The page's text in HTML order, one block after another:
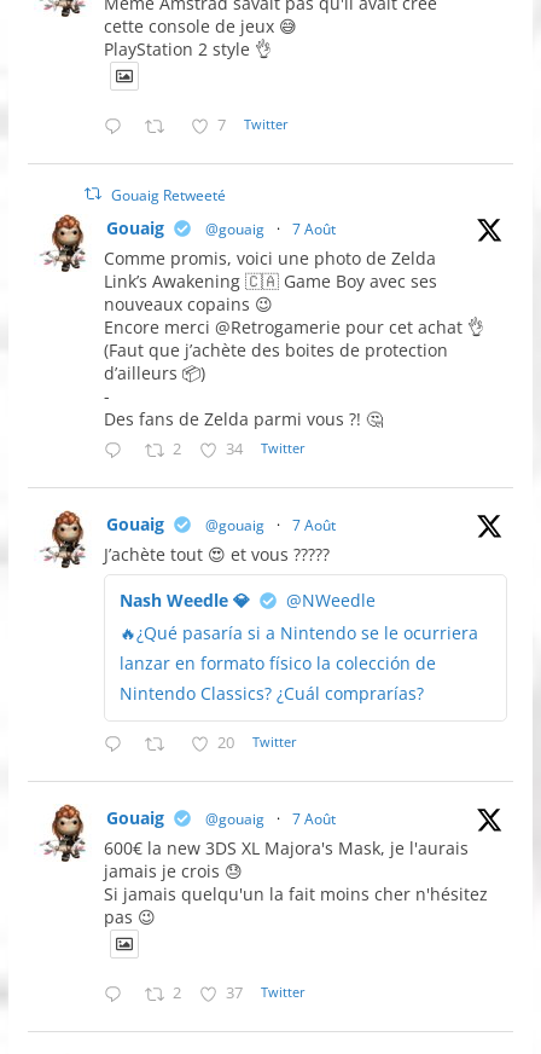
cette console de jeux 😅
PlayStation 2 style 👌
7 Twitter
Gouaig Retweeté
Gouaig @gouaig · 7 Août
Comme promis, voici une photo de Zelda
Link’s Awakening 🇨🇦 Game Boy avec ses
nouveaux copains 😉
Encore merci @Retrogamerie pour cet achat 👌
(Faut que j’achète des boites de protection
d’ailleurs 📦)
-
Des fans de Zelda parmi vous ?! 🤔
2 34 Twitter
Gouaig @gouaig · 7 Août
J’achète tout 😍 et vous ?????
Nash Weedle 💎
@NWeedle
🔥¿Qué pasaría si a Nintendo se le ocurriera
lanzar en formato físico la colección de
Nintendo Classics? ¿Cuál comprarías?
20 Twitter
Gouaig @gouaig · 7 Août
600€ la new 3DS XL Majora's Mask, je l'aurais
jamais je crois 😓
Si jamais quelqu'un la fait moins cher n'hésitez
pas 😉
2 37 Twitter